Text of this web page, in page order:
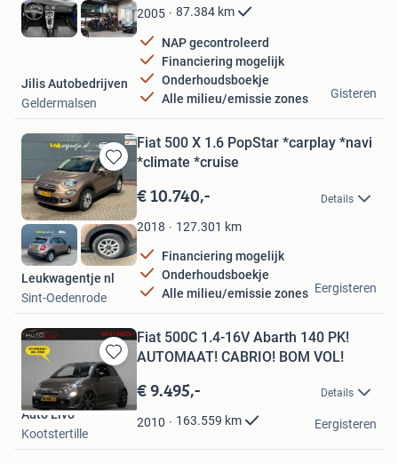
Favorieten2005 87.384 km
NAP gecontroleerd
Financiering mogelijk
Onderhoudsboekje
Alle milieu/emissie zones
Jilis Autobedrijven
Geldermalsen
Gisteren
Bewaren
in
Mijn
Favorieten
Fiat 500 X 1.6 PopStar *carplay *navi
*climate *cruise
€ 10.740,- Details
2018 127.301 km
Financiering mogelijk
Onderhoudsboekje
Alle milieu/emissie zones
Leukwagentje nl
Sint-Oedenrode
Eergisteren
Bewaren
in
Mijn
Favorieten
Fiat 500C 1.4-16V Abarth 140 PK!
AUTOMAAT! CABRIO! BOM VOL!
€ 9.495,- Details
2010 163.559 km
Auto Livo
Kootstertille
Eergisteren